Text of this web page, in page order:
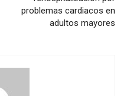
problemas cardiacos en
adultos mayores